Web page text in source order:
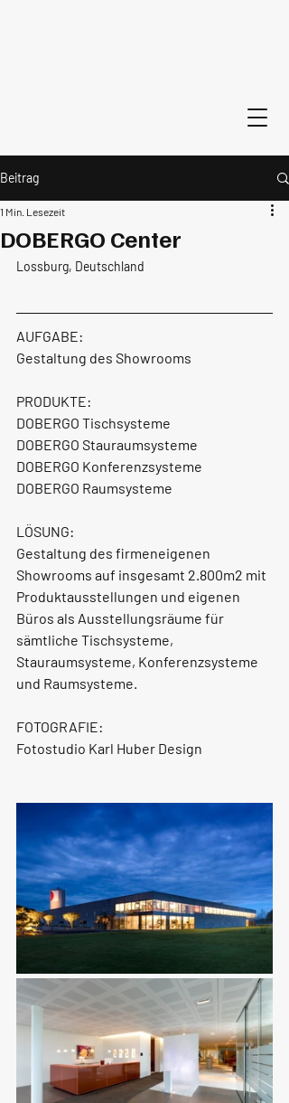
Beitrag
DOBERGO Center
1 Min. Lesezeit
Lossburg, Deutschland
AUFGABE:
Gestaltung des Showrooms
PRODUKTE:
DOBERGO Tischsysteme
DOBERGO Stauraumsysteme
DOBERGO Konferenzsysteme
DOBERGO Raumsysteme
LÖSUNG:
Gestaltung des firmeneigenen
Showrooms auf insgesamt 2.800m2 mit
Produktausstellungen und eigenen
Büros als Ausstellungsräume für
sämtliche Tischsysteme,
Stauraumsysteme, Konferenzsysteme
und Raumsysteme.
FOTOGRAFIE:
Fotostudio Karl Huber Design